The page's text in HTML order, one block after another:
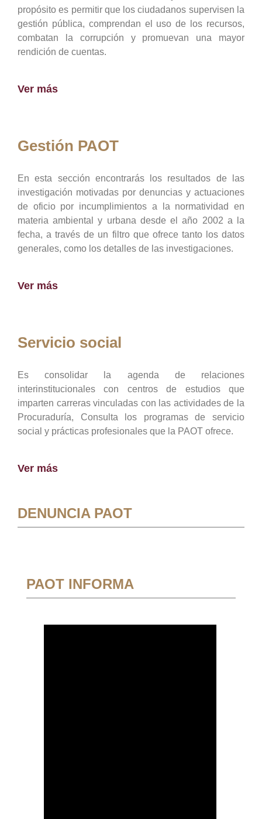
propósito es permitir que los ciudadanos supervisen la
gestión pública, comprendan el uso de los recursos,
combatan la corrupción y promuevan una mayor
rendición de cuentas.
Ver más
Gestión PAOT
En esta sección encontrarás los resultados de las
investigación motivadas por denuncias y actuaciones
de oficio por incumplimientos a la normatividad en
materia ambiental y urbana desde el año 2002 a la
fecha, a través de un filtro que ofrece tanto los datos
generales, como los detalles de las investigaciones.
Ver más
Servicio social
Es consolidar la agenda de relaciones
interinstitucionales con centros de estudios que
imparten carreras vinculadas con las actividades de la
Procuraduría, Consulta los programas de servicio
social y prácticas profesionales que la PAOT ofrece.
Ver más
DENUNCIA PAOT
PAOT INFORMA